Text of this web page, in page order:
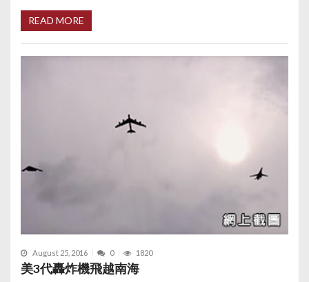
READ MORE
August 25, 2016 0 1820
美3代轟炸機飛越南海